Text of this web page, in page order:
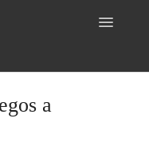
Toggle
a